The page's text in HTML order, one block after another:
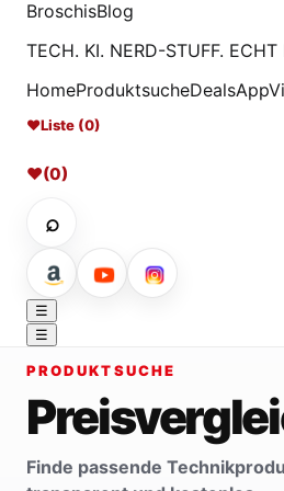
BroschisBlog
TECH. KI. NERD-STUFF. ECHT
HomeProduktsucheDealsApp
♥Liste (0)
♥(0)
⌕
☰
☰
PRODUKTSUCHE
Finde passende